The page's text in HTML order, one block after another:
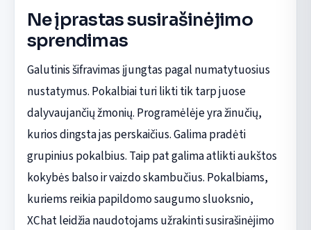
Ne įprastas susirašinėjimo
sprendimas
Galutinis šifravimas įjungtas pagal numatytuosius
nustatymus. Pokalbiai turi likti tik tarp juose
dalyvaujančių žmonių. Programėlėje yra žinučių,
kurios dingsta jas perskaičius. Galima pradėti
grupinius pokalbius. Taip pat galima atlikti aukštos
kokybės balso ir vaizdo skambučius. Pokalbiams,
kuriems reikia papildomo saugumo sluoksnio,
XChat leidžia naudotojams užrakinti susirašinėjimo